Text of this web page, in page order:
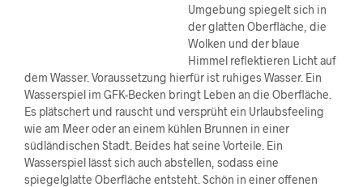
Umgebung spiegelt sich in
der glatten Oberfläche, die
Wolken und der blaue
Himmel reflektieren Licht auf
dem Wasser. Voraussetzung hierfür ist ruhiges Wasser. Ein
Wasserspiel im GFK-Becken bringt Leben an die Oberfläche.
Es plätschert und rauscht und versprüht ein Urlaubsfeeling
wie am Meer oder an einem kühlen Brunnen in einer
südländischen Stadt. Beides hat seine Vorteile. Ein
Wasserspiel lässt sich auch abstellen, sodass eine
spiegelglatte Oberfläche entsteht. Schön in einer offenen